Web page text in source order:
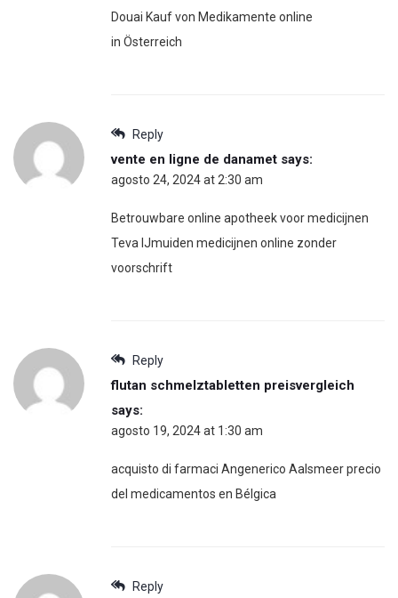
Douai Kauf von Medikamente online
in Österreich
Reply
vente en ligne de danamet says:
agosto 24, 2024 at 2:30 am
Betrouwbare online apotheek voor medicijnen
Teva IJmuiden medicijnen online zonder
voorschrift
Reply
flutan schmelztabletten preisvergleich
says:
agosto 19, 2024 at 1:30 am
acquisto di farmaci Angenerico Aalsmeer precio
del medicamentos en Bélgica
Reply